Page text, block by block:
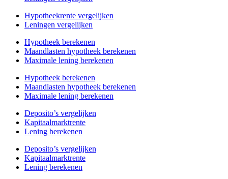
Hypotheekrente vergelijken
Leningen vergelijken
Hypotheek berekenen
Maandlasten hypotheek berekenen
Maximale lening berekenen
Hypotheek berekenen
Maandlasten hypotheek berekenen
Maximale lening berekenen
Deposito’s vergelijken
Kapitaalmarktrente
Lening berekenen
Deposito’s vergelijken
Kapitaalmarktrente
Lening berekenen